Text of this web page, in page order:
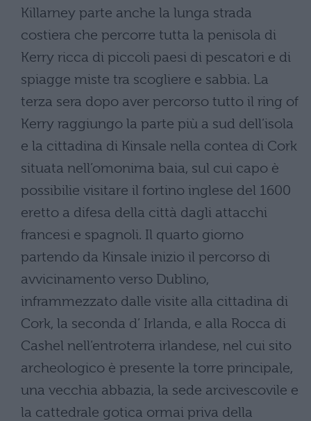
Killarney parte anche la lunga strada
costiera che percorre tutta la penisola di
Kerry ricca di piccoli paesi di pescatori e di
spiagge miste tra scogliere e sabbia. La
terza sera dopo aver percorso tutto il ring of
Kerry raggiungo la parte più a sud dell’isola
e la cittadina di Kinsale nella contea di Cork
situata nell’omonima baia, sul cui capo è
possibilie visitare il fortino inglese del 1600
eretto a difesa della città dagli attacchi
francesi e spagnoli. Il quarto giorno
partendo da Kinsale inizio il percorso di
avvicinamento verso Dublino,
inframmezzato dalle visite alla cittadina di
Cork, la seconda d’ Irlanda, e alla Rocca di
Cashel nell’entroterra irlandese, nel cui sito
archeologico è presente la torre principale,
una vecchia abbazia, la sede arcivescovile e
la cattedrale gotica ormai priva della